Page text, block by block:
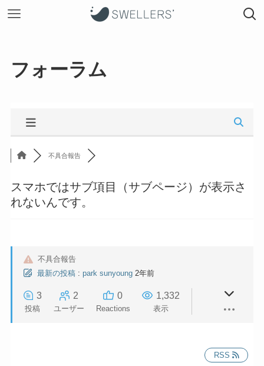
フォーラム
不具合報告
スマホではサブ項目（サブページ）が表示さ
れないんです。
不具合報告
最新の投稿 : park sunyoung 2年前
3
投稿
2
ユーザー
0
Reactions
1,332
表示
RSS